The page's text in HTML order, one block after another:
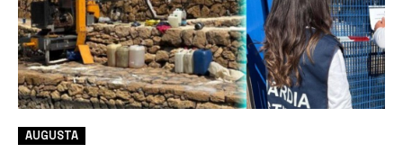
AUGUSTA